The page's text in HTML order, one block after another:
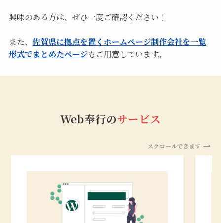
興味のある方は、ぜひ一度ご確認ください！
また、 佐賀県に拠点を置くホームページ制作会社を一覧
形式でまとめたページもご用意しています。
Web奉行のサービス
スクロールできます